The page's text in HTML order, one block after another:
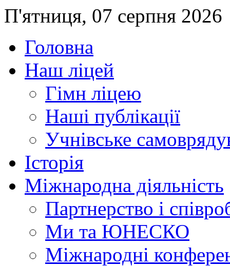
П'ятниця, 07 серпня 2026
Головна
Наш ліцей
Гімн ліцею
Наші публікації
Учнівське
Історія
Міжнародна діяльність
Партнерство і
Ми та ЮНЕСКО
Міжнародні